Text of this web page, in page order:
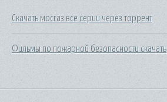
Скачать мосгаз все серии через торрент
Фильмы по пожарной безопасности скачать